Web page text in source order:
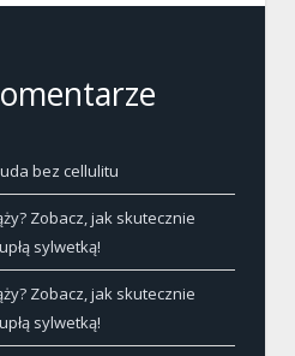
bez cellulitu
Zobacz, jak skutecznie
sylwetką!
Zobacz, jak skutecznie
sylwetką!